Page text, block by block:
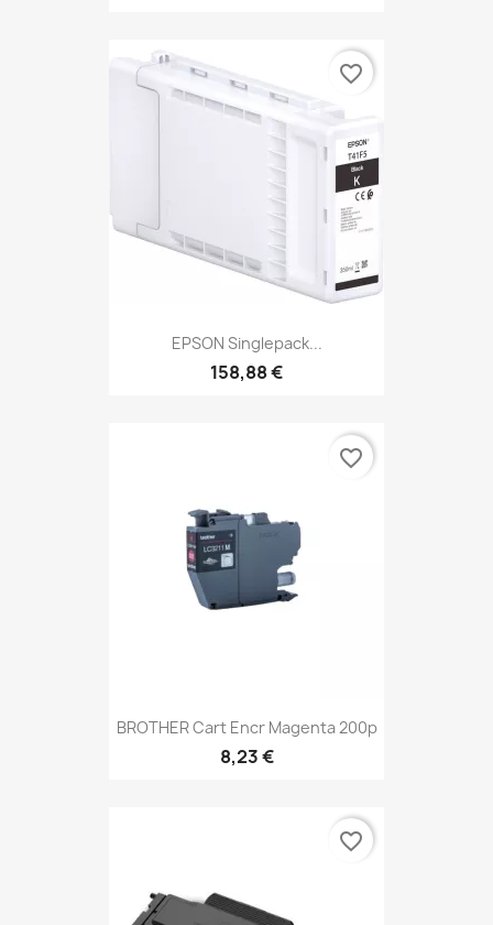
EPSON Singlepack...
158,88 €
favorite_border
BROTHER Cart Encr Magenta 200p
8,23 €
favorite_border
favorite_border